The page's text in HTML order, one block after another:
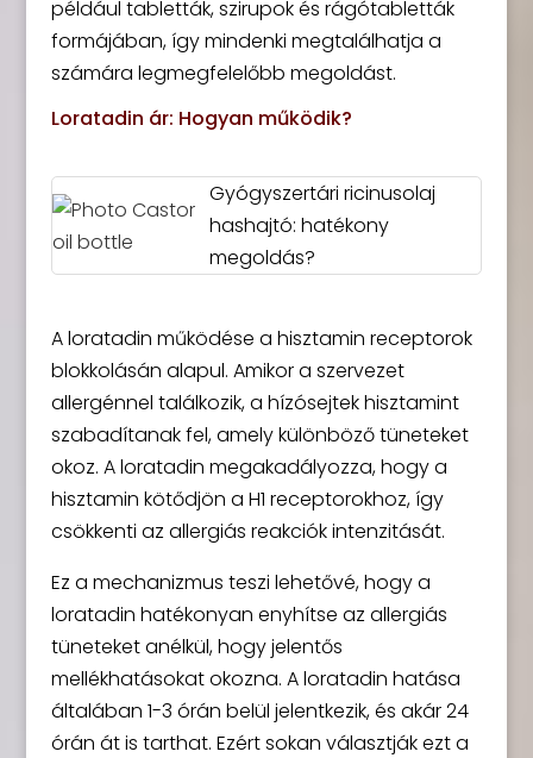
például tabletták, szirupok és rágótabletták
formájában, így mindenki megtalálhatja a
számára legmegfelelőbb megoldást.
Loratadin ár: Hogyan működik?
Gyógyszertári ricinusolaj
hashajtó: hatékony
megoldás?
A loratadin működése a hisztamin receptorok
blokkolásán alapul. Amikor a szervezet
allergénnel találkozik, a hízósejtek hisztamint
szabadítanak fel, amely különböző tüneteket
okoz. A loratadin megakadályozza, hogy a
hisztamin kötődjön a H1 receptorokhoz, így
csökkenti az allergiás reakciók intenzitását.
Ez a mechanizmus teszi lehetővé, hogy a
loratadin hatékonyan enyhítse az allergiás
tüneteket anélkül, hogy jelentős
mellékhatásokat okozna. A loratadin hatása
általában 1-3 órán belül jelentkezik, és akár 24
órán át is tarthat. Ezért sokan választják ezt a